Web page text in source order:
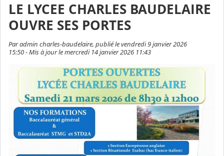
LE LYCEE CHARLES BAUDELAIRE
OUVRE SES PORTES
Par admin charles-baudelaire, publié le vendredi 9 janvier 2026
15:50 - Mis à jour le mercredi 14 janvier 2026 11:43